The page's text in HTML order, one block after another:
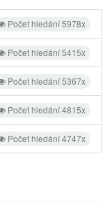
Počet hledání 5978x
Počet hledání 5415x
Počet hledání 5367x
Počet hledání 4815x
Počet hledání 4747x